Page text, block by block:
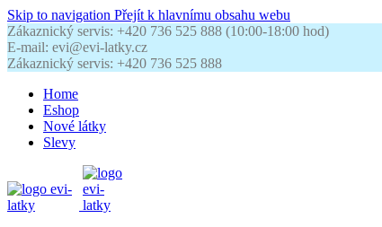
Skip to navigation Přejít k hlavnímu obsahu webu
Zákaznický servis: +420 736 525 888 (10:00-18:00 hod)
E-mail: evi@evi-latky.cz
Zákaznický servis: +420 736 525 888
Home
Eshop
Nové látky
Slevy